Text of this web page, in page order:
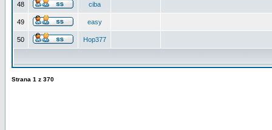
48 ciba
49 easy
50 Hop377
Strana 1 z 370